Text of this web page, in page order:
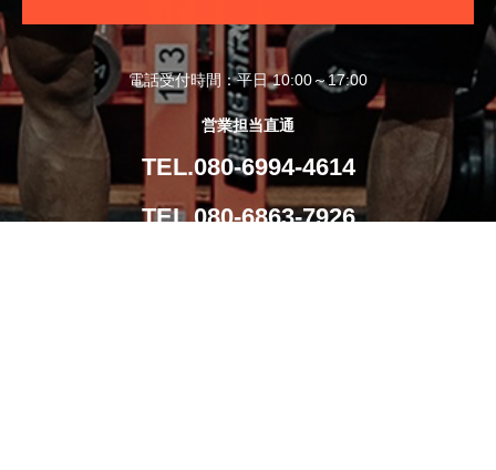
電話受付時間：平日 10:00～17:00
営業担当直通
TEL.080-6994-4614
TEL.080-6863-7926